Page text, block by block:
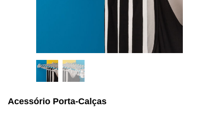
Acessório Porta-Calças